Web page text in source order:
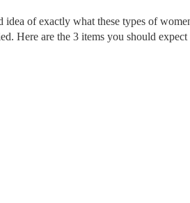
of exactly what these types of
Here are the 3 items you should